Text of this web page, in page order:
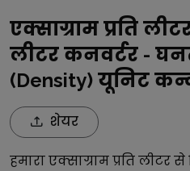
एक्साग्राम प्रति
लीटर कनवर्टर -
(Density) यूनिट
शेयर
हमाराएक्साग्राम प्रति लीटरसे